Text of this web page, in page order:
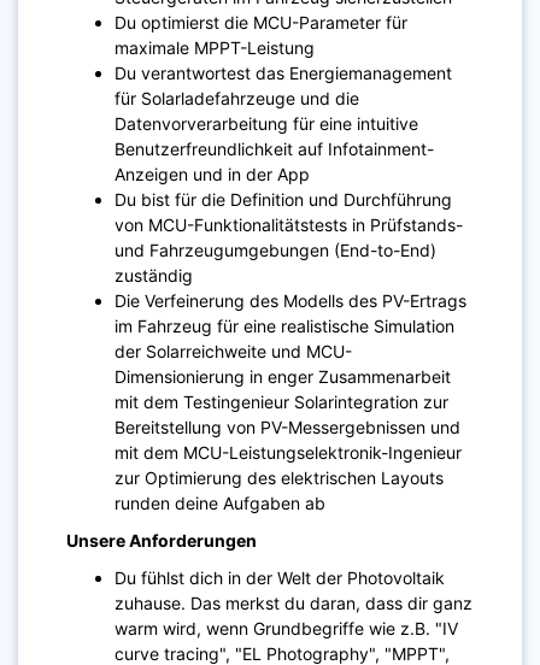
Du optimierst die MCU-Parameter für
maximale MPPT-Leistung
Du verantwortest das Energiemanagement
für Solarladefahrzeuge und die
Datenvorverarbeitung für eine intuitive
Benutzerfreundlichkeit auf Infotainment-
Anzeigen und in der App
Du bist für die Definition und Durchführung
von MCU-Funktionalitätstests in Prüfstands-
und Fahrzeugumgebungen (End-to-End)
zuständig
Die Verfeinerung des Modells des PV-Ertrags
im Fahrzeug für eine realistische Simulation
der Solarreichweite und MCU-
Dimensionierung in enger Zusammenarbeit
mit dem Testingenieur Solarintegration zur
Bereitstellung von PV-Messergebnissen und
mit dem MCU-Leistungselektronik-Ingenieur
zur Optimierung des elektrischen Layouts
runden deine Aufgaben ab
Unsere Anforderungen
Du fühlst dich in der Welt der Photovoltaik
zuhause. Das merkst du daran, dass dir ganz
warm wird, wenn Grundbegriffe wie z.B. "IV
curve tracing", "EL Photography", "MPPT",